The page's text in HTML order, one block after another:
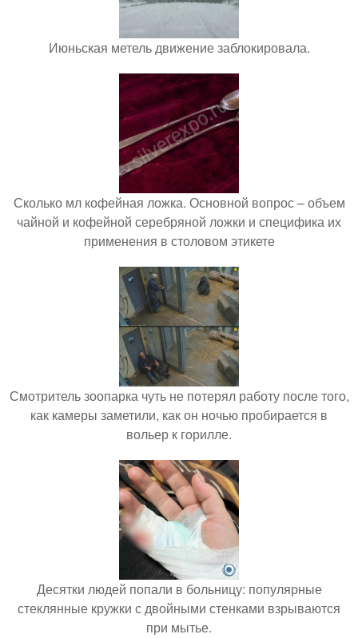
Июньская метель движение заблокировала.
Сколько мл кофейная ложка. Основной вопрос – объем
чайной и кофейной серебряной ложки и специфика их
применения в столовом этикете
Смотритель зоопарка чуть не потерял работу после того,
как камеры заметили, как он ночью пробирается в
вольер к горилле.
Десятки людей попали в больницу: популярные
стеклянные кружки с двойными стенками взрываются
при мытье.